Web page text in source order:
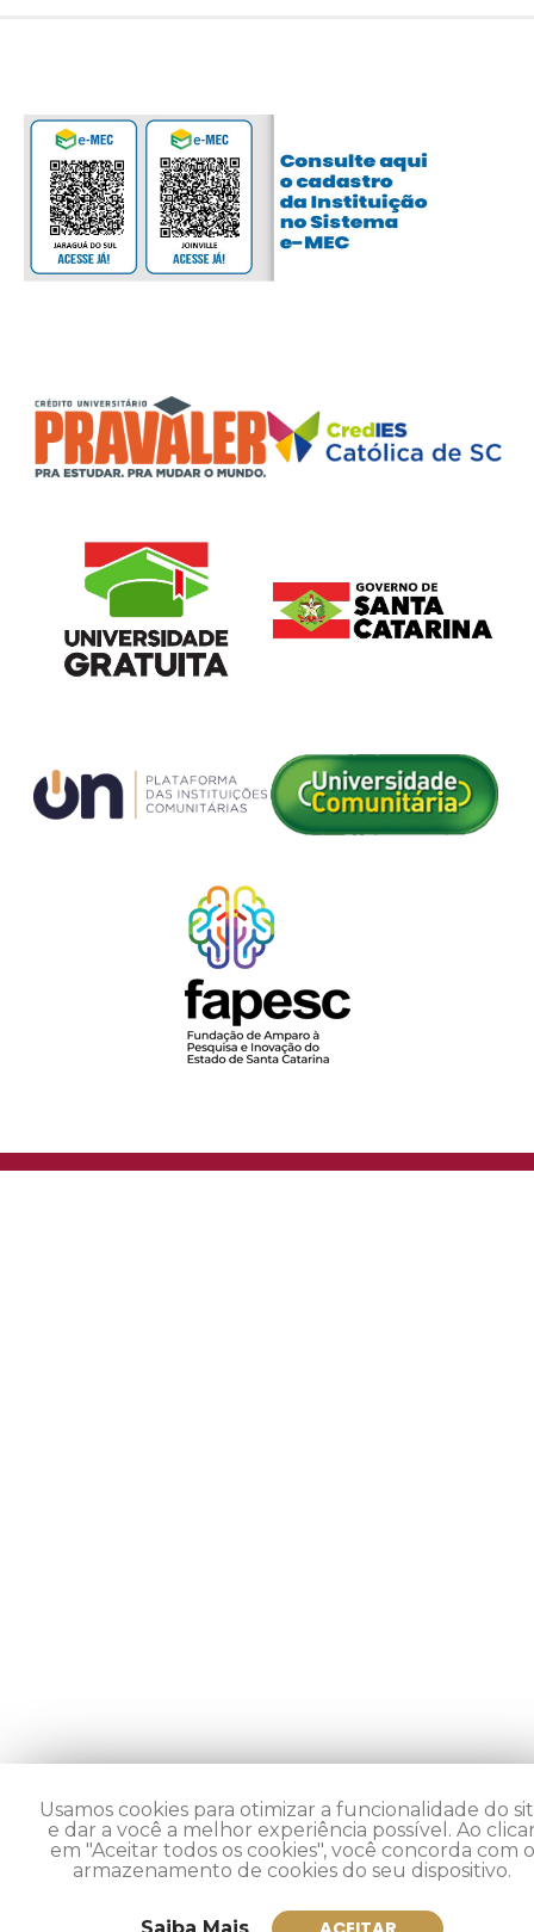
Usamos cookies para otimizar a funcionalidade do
e dar a você a melhor experiência possível. Ao
em "Aceitar todos os cookies", você concorda com o
armazenamento de cookies do seu dispositivo.